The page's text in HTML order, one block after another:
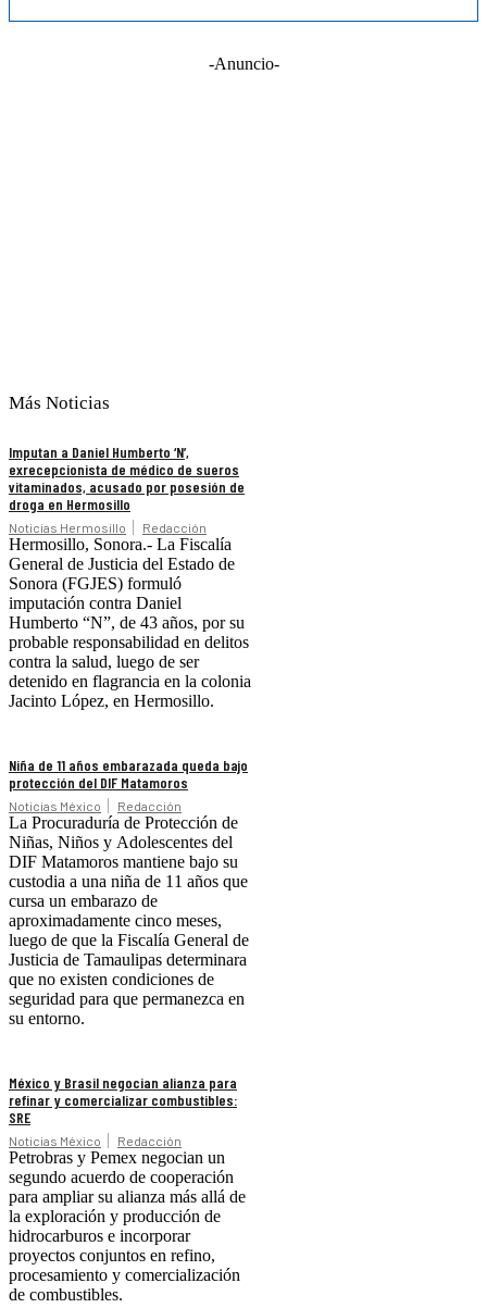
-Anuncio-
Más Noticias
Imputan a Daniel Humberto ‘N’,
exrecepcionista de médico de sueros
vitaminados, acusado por posesión de
droga en Hermosillo
Noticias Hermosillo Redacción
Hermosillo, Sonora.- La Fiscalía
General de Justicia del Estado de
Sonora (FGJES) formuló
imputación contra Daniel
Humberto “N”, de 43 años, por su
probable responsabilidad en delitos
contra la salud, luego de ser
detenido en flagrancia en la colonia
Jacinto López, en Hermosillo.
Niña de 11 años embarazada queda bajo
protección del DIF Matamoros
Noticias México Redacción
La Procuraduría de Protección de
Niñas, Niños y Adolescentes del
DIF Matamoros mantiene bajo su
custodia a una niña de 11 años que
cursa un embarazo de
aproximadamente cinco meses,
luego de que la Fiscalía General de
Justicia de Tamaulipas determinara
que no existen condiciones de
seguridad para que permanezca en
su entorno.
México y Brasil negocian alianza para
refinar y comercializar combustibles:
SRE
Noticias México Redacción
Petrobras y Pemex negocian un
segundo acuerdo de cooperación
para ampliar su alianza más allá de
la exploración y producción de
hidrocarburos e incorporar
proyectos conjuntos en refino,
procesamiento y comercialización
de combustibles.